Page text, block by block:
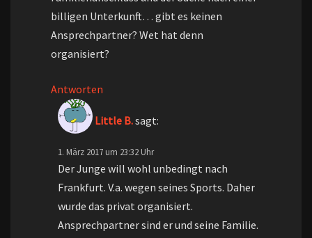
billigen Unterkunft… gibt es keinen
Ansprechpartner? Wet hat denn
organisiert?
Antworten
Little B.sagt:
1. März 2017 um 23:32 Uhr
Der Junge will wohl unbedingt nach
Frankfurt. V.a. wegen seines Sports. Daher
wurde das privat organisiert.
Ansprechpartner sind er und seine Familie.